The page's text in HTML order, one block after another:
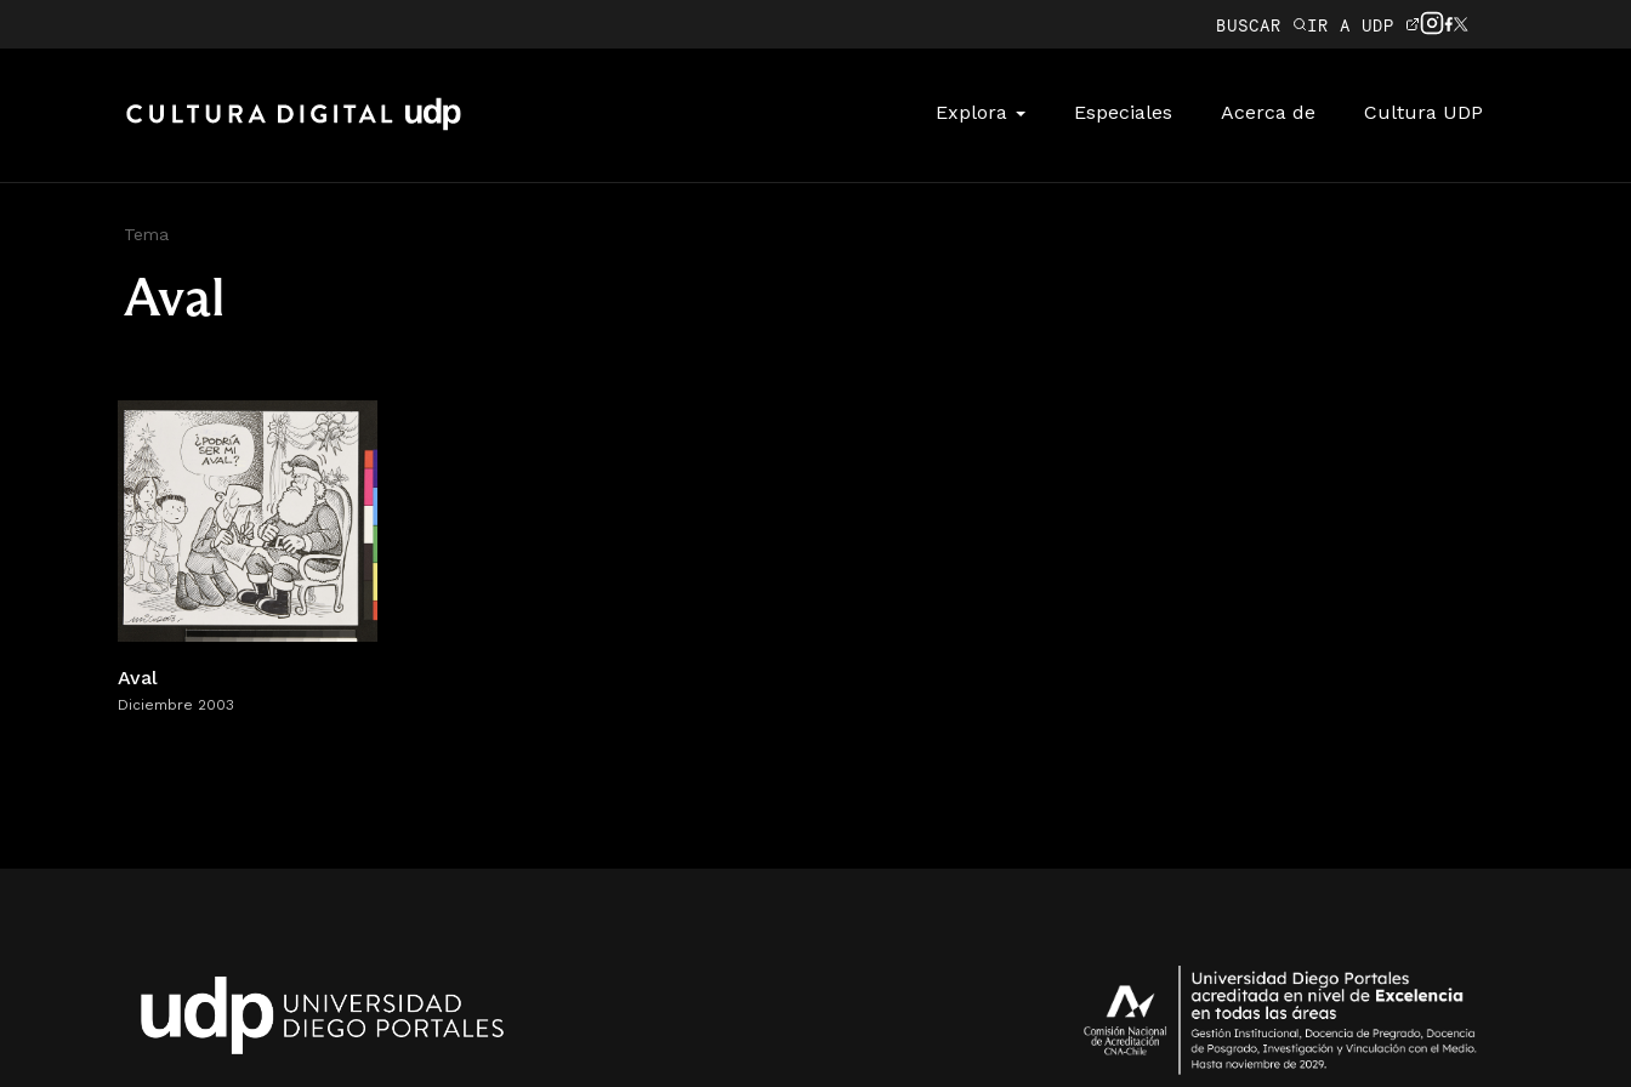
BUSCAR IR A UDP
Explora Especiales Acerca de Cultura UDP
Tema
Aval
Aval
Diciembre 2003